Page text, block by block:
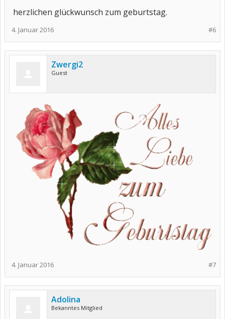
herzlichen glückwunsch zum geburtstag.
#6
4. Januar 2016
Zwergi2
Guest
#7
4. Januar 2016
Adolina
Bekanntes Mitglied